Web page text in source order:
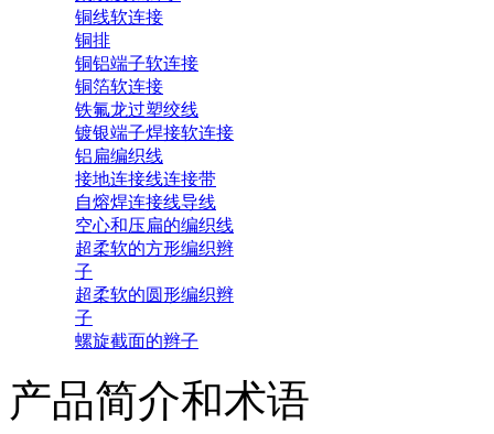
铜线软连接
铜排
铜铝端子软连接
铜箔软连接
铁氟龙过塑绞线
镀银端子焊接软连接
铝扁编织线
接地连接线连接带
自熔焊连接线导线
空心和压扁的编织线
超柔软的方形编织辫
子
超柔软的圆形编织辫
子
螺旋截面的辫子
产品简介和术语